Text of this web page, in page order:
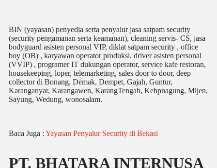
BIN (yayasan) penyedia serta penyalur jasa satpam security
(security pengamanan serta keamanan), cleaning servis- CS, jasa
bodyguard asisten personal VIP, diklat satpam security , office
boy (OB) , karyawan operator produksi, driver asisten personal
(VVIP) , programer IT dukungan operator, service kafe restoran,
housekeeping, loper, telemarketing, sales door to door, deep
collector di Bonang, Demak, Dempet, Gajah, Guntur,
Karanganyar, Karangawen, KarangTengah, Kebpnagung, Mijen,
Sayung, Wedung, wonosalam.
Baca Juga : Yayasan Penyalur Security di Bekasi
PT. BHATARA INTERNUSA